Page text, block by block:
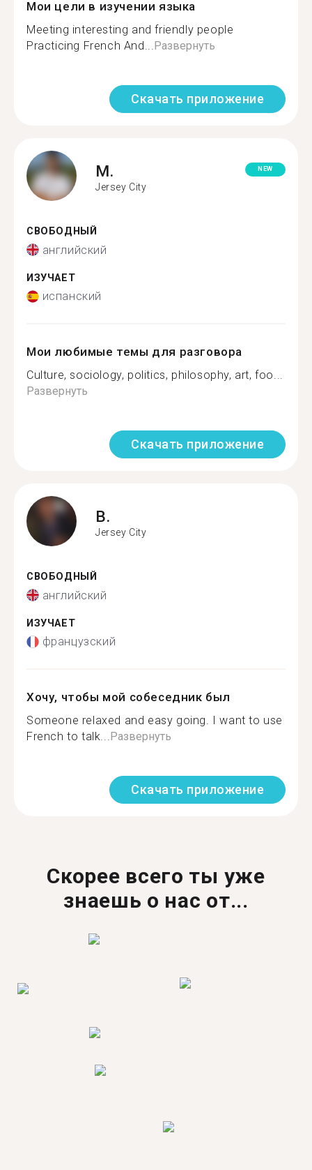
Мои цели в изучении языка
Meeting interesting and friendly people
Practicing French And...Развернуть
Скачать приложение
M.
Jersey City
NEW
СВОБОДНЫЙ
английский
ИЗУЧАЕТ
испанский
Мои любимые темы для разговора
Culture, sociology, politics, philosophy, art, foo...
Развернуть
Скачать приложение
B.
Jersey City
СВОБОДНЫЙ
английский
ИЗУЧАЕТ
французский
Хочу, чтобы мой собеседник был
Someone relaxed and easy going. I want to use
French to talk...Развернуть
Скачать приложение
Скорее всего ты уже
знаешь о нас от...